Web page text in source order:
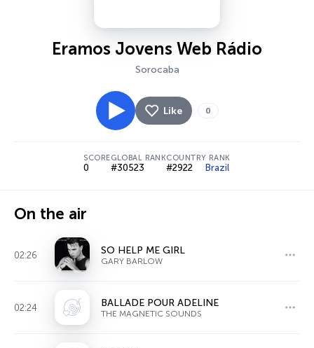
Eramos Jovens Web Rádio
Sorocaba
Like 0
SCORE
0
GLOBAL RANK
#30523
COUNTRY RANK
#2922 Brazil
On the air
02:26 SO HELP ME GIRL
GARY BARLOW
02:24 BALLADE POUR ADELINE
THE MAGNETIC SOUNDS